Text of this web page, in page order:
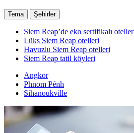
Tema Şehirler
Siem Reap’de eko sertifikalı oteller
Lüks Siem Reap otelleri
Havuzlu Siem Reap otelleri
Siem Reap tatil köyleri
Angkor
Phnom Pénh
Sihanoukville